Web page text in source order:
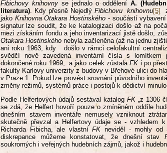
Fibichovy knihovnyse jednalo o odděleníA.
literatura). Kdy přesně Nejedlý Fibichovu knihovnu[5]
jako Knihovna Otakara Hostinského - součástí
signatur lze soudit, že ke katalogizaci došlo až na
mezi získáním fondu a jeho inventarizací jistě došlo,
Otakara Hostinského nebyla začleněna (až na jednu
ani roku 1963, kdy došlo v rámci celofakultní
svědčí nově zavedená inventární čísla s lomítkem
dokončené roku 1969, a jako celek zůstalaFK i po
fakulty Karlovy univerzity z budovy v Břehové ulici do
v Praze 1. Pokud lze provést srovnání původního
změny režimů, systémů práce i postojů k dědictví
Podle Helfertových údajů sestával katalog FK „z 1306
se zdá, že Helfert hovoří pouze o zmíněném oddíle
dnešním stavem inventáře nemusely vzniknout
skutečně převzal a Helfertovy údaje se - vzhledem
Richarda Fibicha, ale vlastníFK neviděl - mohly od
diskrepance můžeme konstatovat, že dnešní stav
soukromých i veřejných hudebních zájmů, jakož i